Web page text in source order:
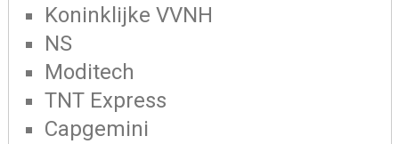
Koninklijke VVNH
NS
Moditech
TNT Express
Capgemini